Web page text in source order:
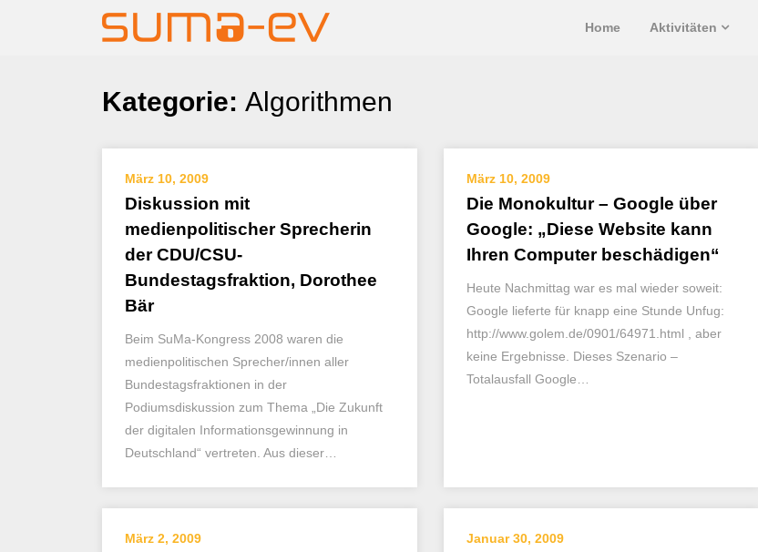
Home Aktivitäten
Skip
Kategorie: Algorithmen
März 10, 2009
Diskussion mit
medienpolitischer Sprecherin
der CDU/CSU-
Bundestagsfraktion, Dorothee
Bär
Beim SuMa-Kongress 2008 waren die
medienpolitischen Sprecher/innen aller
Bundestagsfraktionen in der
Podiumsdiskussion zum Thema „Die Zukunft
der digitalen Informationsgewinnung in
Deutschland“ vertreten. Aus dieser…
März 10, 2009
Die Monokultur – Google über
Google: „Diese Website kann
Ihren Computer beschädigen“
Heute Nachmittag war es mal wieder soweit:
Google lieferte für knapp eine Stunde Unfug:
http://www.golem.de/0901/64971.html , aber
keine Ergebnisse. Dieses Szenario –
Totalausfall Google…
März 2, 2009 Januar 30, 2009